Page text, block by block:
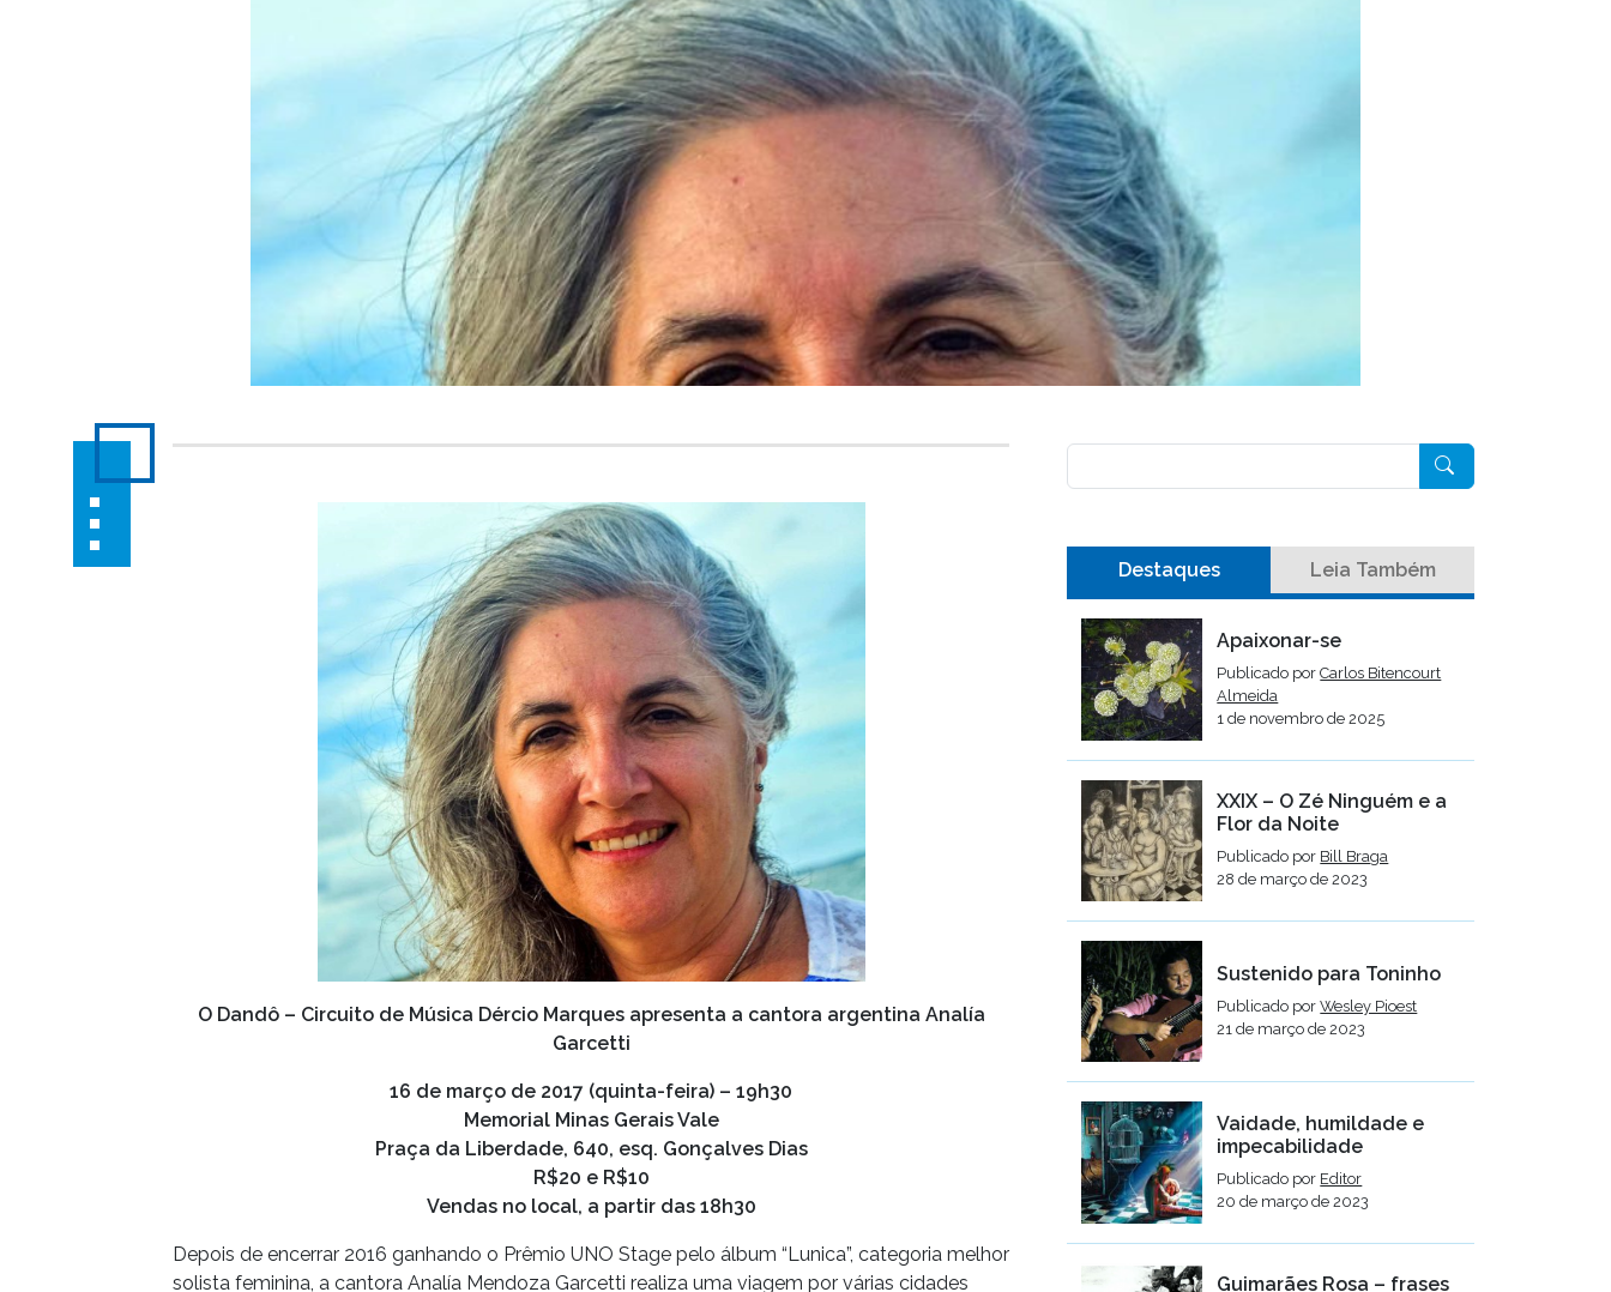
O Dandô – Circuito de Música Dércio Marques apresenta a cantora argentina Analía
Garcetti
16 de março de 2017 (quinta-feira) – 19h30
Memorial Minas Gerais Vale
Praça da Liberdade, 640, esq. Gonçalves Dias
R$20 e R$10
Vendas no local, a partir das 18h30
Depois de encerrar 2016 ganhando o Prêmio UNO Stage pelo álbum “Lunica”, categoria melhor
solista feminina, a cantora Analía Mendoza Garcetti realiza uma viagem por várias cidades
Destaques Leia Também
Apaixonar-se
Publicado porCarlos Bitencourt
Almeida
1 de novembro de 2025
XXIX – O Zé Ninguém e a
Flor da Noite
Publicado por Bill Braga
28 de março de 2023
Sustenido para Toninho
Publicado porWesley Pioest
21 de março de 2023
Vaidade, humildade e
impecabilidade
Publicado por Editor
20 de março de 2023
Guimarães Rosa – frases